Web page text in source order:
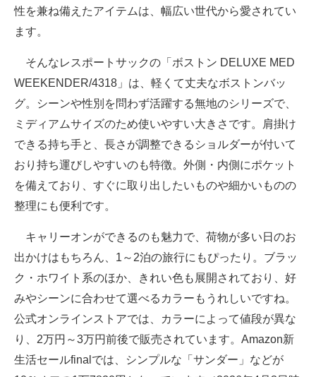
性を兼ね備えたアイテムは、幅広い世代から愛されてい
ます。
そんなレスポートサックの「ボストン DELUXE MED
WEEKENDER/4318」は、軽くて丈夫なボストンバッ
グ。シーンや性別を問わず活躍する無地のシリーズで、
ミディアムサイズのため使いやすい大きさです。肩掛け
できる持ち手と、長さが調整できるショルダーが付いて
おり持ち運びしやすいのも特徴。外側・内側にポケット
を備えており、すぐに取り出したいものや細かいものの
整理にも便利です。
キャリーオンができるのも魅力で、荷物が多い日のお
出かけはもちろん、1～2泊の旅行にもぴったり。ブラッ
ク・ホワイト系のほか、きれい色も展開されており、好
みやシーンに合わせて選べるカラーもうれしいですね。
公式オンラインストアでは、カラーによって値段が異な
り、2万円～3万円前後で販売されています。Amazon新
生活セールfinalでは、シンプルな「サンダー」などが